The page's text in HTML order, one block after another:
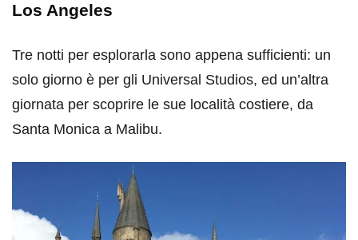
Los Angeles
Tre notti per esplorarla sono appena sufficienti: un
solo giorno è per gli Universal Studios, ed un’altra
giornata per scoprire le sue località costiere, da
Santa Monica a Malibu.